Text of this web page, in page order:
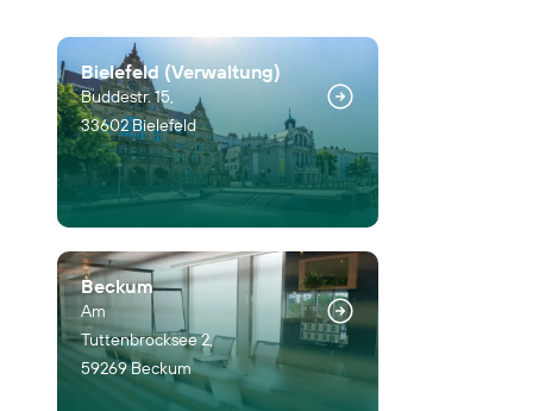
Bielefeld (Verwaltung)
Buddestr. 15,
33602 Bielefeld
Beckum
Am
Tuttenbrocksee 2,
59269 Beckum